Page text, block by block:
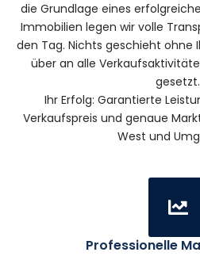
die Grundlage eines
Immobilien legen wir volle
den Tag. Nichts geschieht ohne
über an alle
gesetzt.
Ihr Erfolg: Garantierte
Verkaufspreis und genaue
West und
Professionelle